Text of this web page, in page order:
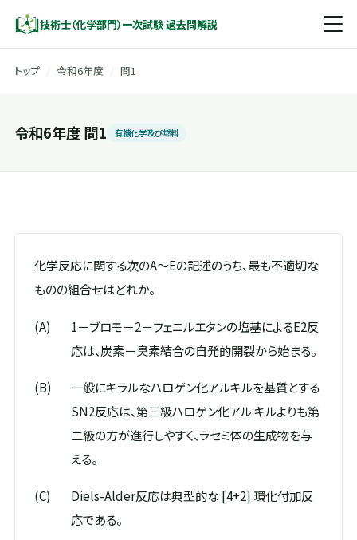
技術士（化学部門）一次試験 過去問解説
トップ 令和6年度 問1
令和6年度 問1 有機化学及び燃料
化学反応に関する次のA～Eの記述のうち、最も不適切な
ものの組合せはどれか。
(A)
1－ブロモ－2－フェニルエタンの塩基によるE2反
応は、炭素－臭素結合の自発的開裂から始まる。
(B)
一般にキラルなハロゲン化アルキルを基質とする
SN2反応は、第三級ハロゲン化アル キルよりも第
二級の方が進行しやすく、ラセミ体の生成物を与
える。
(C)
Diels-Alder反応は典型的な [4+2] 環化付加反
応である。